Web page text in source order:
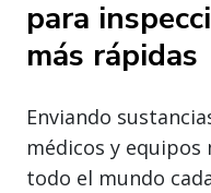
para
más rápidas
Enviando
médicos y
todo el mundo